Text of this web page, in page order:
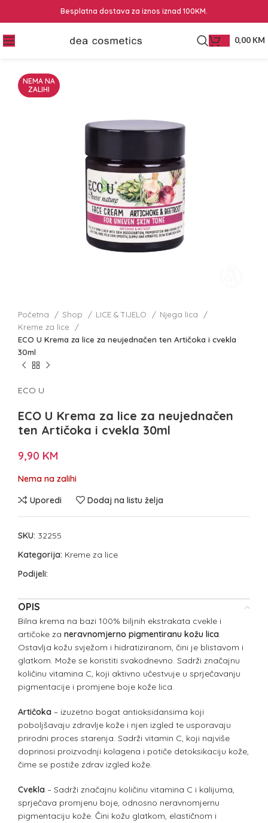
Besplatna dostava za iznos iznad 100KM.
0,00 KM
NEMA NA
ZALIHI
Početna Shop LICE & TIJELO
Njega lica
Kreme za lice
ECO U Krema za lice za neujednačen ten Artičoka i cvekla
30ml
ECO U
ECO U Krema za lice za neujednačen
ten Artičoka i cvekla 30ml
9,90 KM
Nema na zalihi
Uporedi
Dodaj na listu želja
SKU: 32255
Kategorija: Kreme za lice
Podijeli:
OPIS
Bilna krema na bazi 100% biljnih ekstrakata cvekle i
artičoke za neravnomjerno pigmentiranu kožu lica.
Ostavlja kožu svježom i hidratiziranom, čini je blistavom i
glatkom. Može se koristiti svakodnevno. Sadrži značajnu
količinu vitamina C, koji aktivno učestvuje u sprječavanju
pigmentacije i promjene boje kože lica.
Artičoka – izuzetno bogat antioksidansima koji
poboljšavaju zdravlje kože i njen izgled te usporavaju
prirodni proces starenja. Sadrži vitamin C, koji najviše
doprinosi proizvodnji kolagena i potiče detoksikaciju kože,
čime se postiže zdrav izgled kože.
Cvekla – Sadrži značajnu količinu vitamina C i kalijuma,
sprječava promjenu boje, odnosno neravnomjernu
pigmentaciju kože. Čini kožu glatkom, elastičnom i